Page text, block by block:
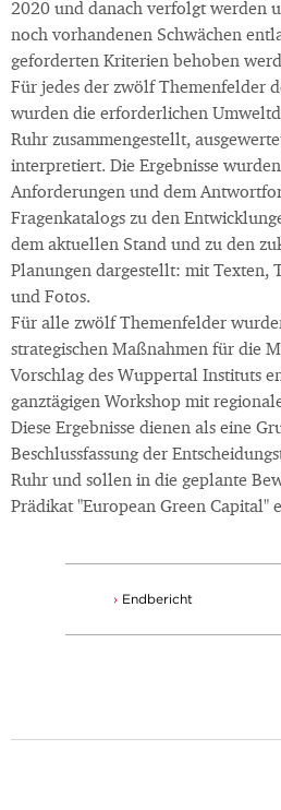
2020 und danach verfolgt werden
noch vorhandenen Schwächen
geforderten Kriterien behoben
Für jedes der zwölf Themenfelder
wurden die erforderlichen
Ruhr zusammengestellt,
interpretiert. Die Ergebnisse
Anforderungen und dem
Fragenkatalogs zu den
dem aktuellen Stand und zu den
Planungen dargestellt: mit Texten,
und Fotos.
Für alle zwölf Themenfelder
strategischen Maßnahmen für die
Vorschlag des Wuppertal Instituts
ganztägigen Workshop mit
Diese Ergebnisse dienen als eine
Beschlussfassung der
Ruhr und sollen in die geplante
Prädikat "European Green Capital"
Endbericht